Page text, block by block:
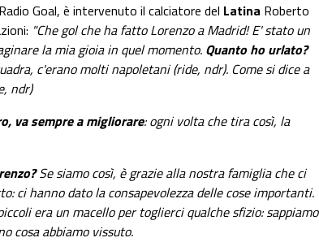
Goal, è intervenuto il calciatore del Latina Roberto
"Che gol che ha fatto Lorenzo a Madrid! E' stato un
la mia gioia in quel momento. Quanto ho urlato?
c'erano molti napoletani (ride, ndr). Come si dice a
ndr)
va sempre a migliorare: ogni volta che tira così, la
Se siamo così, è grazie alla nostra famiglia che ci
ci hanno dato la consapevolezza delle cose importanti.
era un macello per toglierci qualche sfizio: sappiamo
cosa abbiamo vissuto.